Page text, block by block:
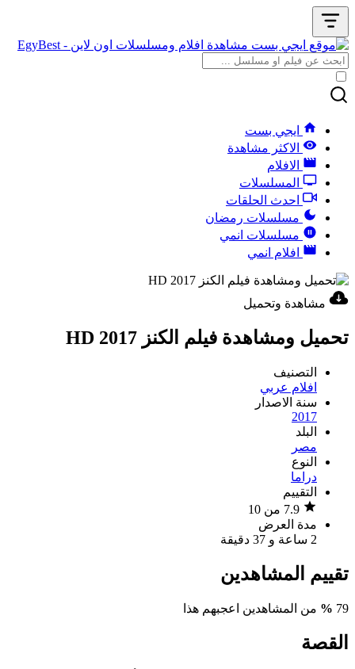
ايجي بست
الاكثر مشاهدة
الافلام
المسلسلات
احدث الحلقات
مسلسلات رمضان
مسلسلات انمي
افلام انمي
مشاهدة وتحميل
تحميل ومشاهدة فيلم الكنز 2017 HD
التصنيف
افلام عربي
سنة الاصدار
2017
البلد
مصر
النوع
دراما
التقييم
مدة العرض
2 ساعة و 37 دقيقة
تقييم المشاهدين
79
% من المشاهدين اعجبهم هذا
القصة